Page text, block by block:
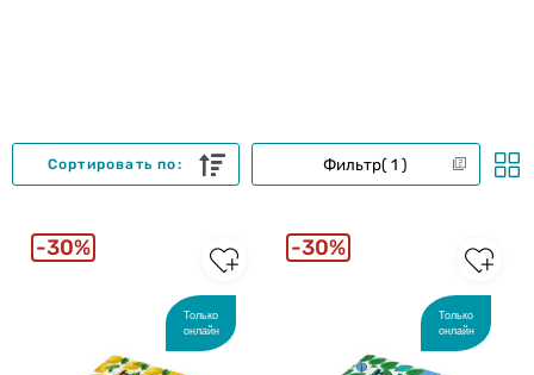
Фильтр 1
Сортировать по:
Только
онлайн
30%
Только
онлайн
30%